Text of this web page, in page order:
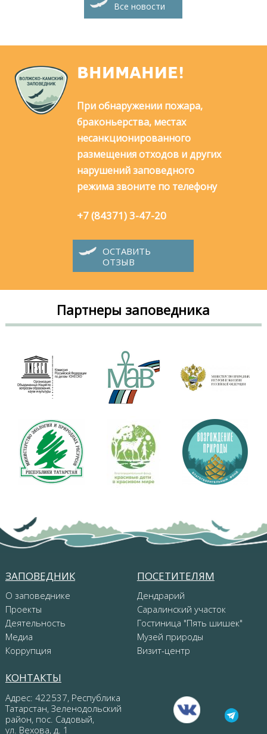
Все новости
ВНИМАНИЕ!
При обнаружении пожара,
браконьерства, местах
несанкционированного
размещения отходов и других
нарушений заповедного
режима звоните по телефону
+7 (84371) 3-47-20
ОСТАВИТЬ
ОТЗЫВ
Партнеры заповедника
ЗАПОВЕДНИК
О заповеднике
Проекты
Деятельность
Медиа
Коррупция
ПОСЕТИТЕЛЯМ
Дендрарий
Саралинский участок
Гостиница "Пять шишек"
Музей природы
Визит-центр
КОНТАКТЫ
Адрес: 422537, Республика
Татарстан, Зеленодольский
район, пос. Садовый,
ул. Вехова, д. 1